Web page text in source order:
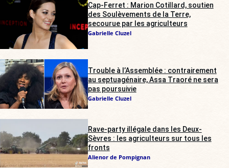
Cap-Ferret : Marion Cotillard, soutien
des Soulèvements de la Terre,
secourue par les agriculteurs
Gabrielle Cluzel
Trouble à l’Assemblée : contrairement
au septuagénaire, Assa Traoré ne sera
pas poursuivie
Gabrielle Cluzel
Rave-party illégale dans les Deux-
Sèvres : les agriculteurs sur tous les
fronts
Alienor de Pompignan